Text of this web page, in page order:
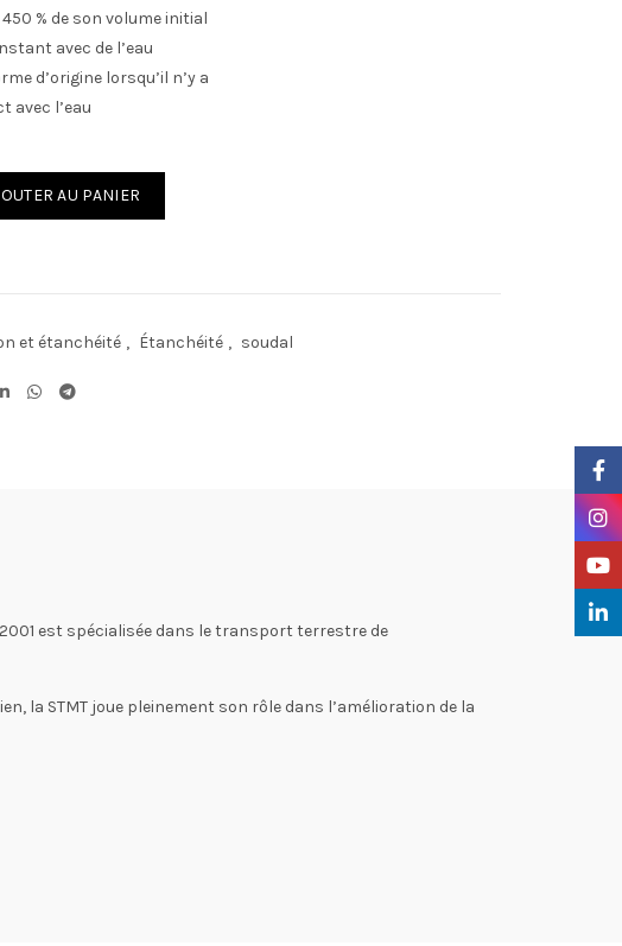
450 % de son volume initial
avec de l’eau
d’origine lorsqu’il n’y a
avec l’eau
AU PANIER
et étanchéité , Étanchéité , soudal
est spécialisée dans le transport terrestre de
la STMT joue pleinement son rôle dans l’amélioration de la